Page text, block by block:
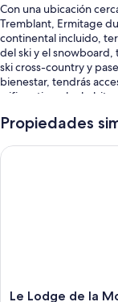
Con una ubicación
Tremblant, Ermitage
continental incluido,
del ski y el
ski cross-country y
bienestar, tendrás
wifi gratis en las
También te encantarán
atención del
Propiedades
Le
Le Lodge de la
Le Lodge de la